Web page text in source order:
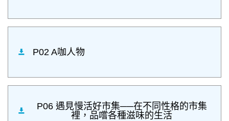
P02 A咖人物
P06 遇見慢活好市集──在不同性格的市集
裡，品嚐各種滋味的生活